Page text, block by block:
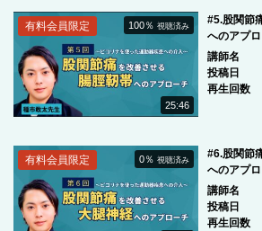
25:46
100％視聴済み
有料会員限定
#5.股関節
へのアプ
講師名
投稿日
再生回数
0％視聴済み
有料会員限定
#6.股関節
へのアプ
講師名
投稿日
再生回数